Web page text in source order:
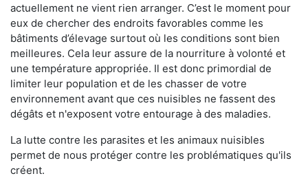
actuellement ne vient rien arranger. C’est le moment pour
eux de chercher des endroits favorables comme les
bâtiments d’élevage surtout où les conditions sont bien
meilleures. Cela leur assure de la nourriture à volonté et
une température appropriée. Il est donc primordial de
limiter leur population et de les chasser de votre
environnement avant que ces nuisibles ne fassent des
dégâts et n'exposent votre entourage à des maladies.
La lutte contre les parasites et les animaux nuisibles
permet de nous protéger contre les problématiques qu'ils
créent.